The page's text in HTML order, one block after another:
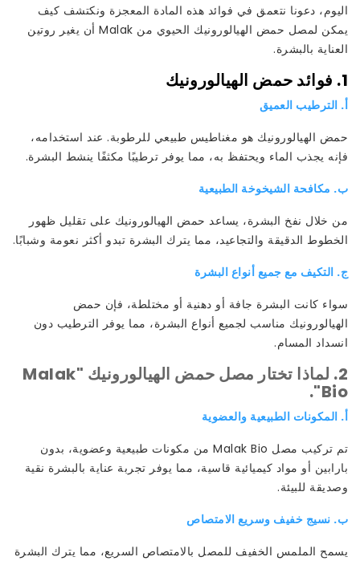
اليوم، دعونا نتعمق في فوائد هذه المادة المعجزة ونكتشف كيف
يمكن لمصل حمض الهيالورونيك الحيوي من Malak أن يغير روتين
العناية بالبشرة.
1. فوائد حمض الهيالورونيك
أ. الترطيب العميق
حمض الهيالورونيك هو مغناطيس طبيعي للرطوبة. عند استخدامه،
فإنه يجذب الماء ويحتفظ به، مما يوفر ترطيبًا مكثفًا ينشط البشرة.
ب. مكافحة الشيخوخة الطبيعية
من خلال نفخ البشرة، يساعد حمض الهيالورونيك على تقليل ظهور
الخطوط الدقيقة والتجاعيد، مما يترك البشرة تبدو أكثر نعومة وشبابًا.
ج. التكيف مع جميع أنواع البشرة
سواء كانت البشرة جافة أو دهنية أو مختلطة، فإن حمض
الهيالورونيك مناسب لجميع أنواع البشرة، مما يوفر الترطيب دون
انسداد المسام.
2. لماذا تختار مصل حمض الهيالورونيك "Malak
Bio".
أ. المكونات الطبيعية والعضوية
تم تركيب مصل Malak Bio من مكونات طبيعية وعضوية، بدون
بارابين أو مواد كيميائية قاسية، مما يوفر تجربة عناية بالبشرة نقية
وصديقة للبيئة.
ب. نسيج خفيف وسريع الامتصاص
يسمح الملمس الخفيف للمصل بالامتصاص السريع، مما يترك البشرة